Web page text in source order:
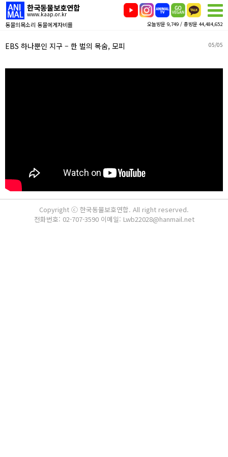
한국동물보호연합
www.kaap.or.kr
동물의목소리 동물에게자비를 오늘방문 9,749 / 총방문 44,484,652
EBS 하나뿐인 지구 – 한 벌의 목숨, 모피 05/05
Copyright ⓒ 한국동물보호연합. All right reserved.
전화번호: 02-707-3590 이메일: Lwb22028@hanmail.net